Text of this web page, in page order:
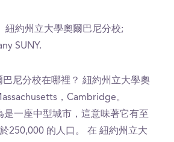
紐約州立大學奧爾巴尼分校;
SUNY.
尼分校在哪裡？ 紐約州立大學奧
，Cambridge。
一座中型城市，這意味著它有至
250,000 的人口。 在 紐約州立大